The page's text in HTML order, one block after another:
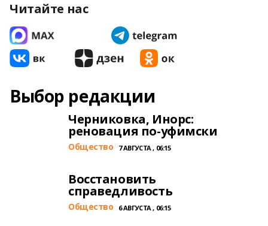
Читайте нас
Выбор редакции
Черниковка, Инорс:
реновация по-уфимски
Общество 7 АВГУСТА , 06:15
Восстановить
справедливость
Общество 6 АВГУСТА , 06:15